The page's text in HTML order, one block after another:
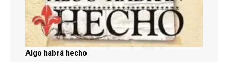
Algo habrá hecho